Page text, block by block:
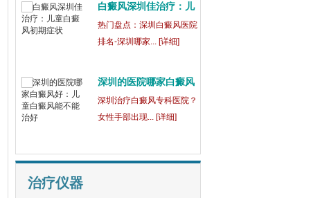
白癜风深圳佳治疗：儿
热门盘点：深圳白癜风医院
排名-深圳哪家... [详细]
深圳的医院哪家白癜风
深圳治疗白癜风专科医院？
女性手部出现... [详细]
治疗仪器